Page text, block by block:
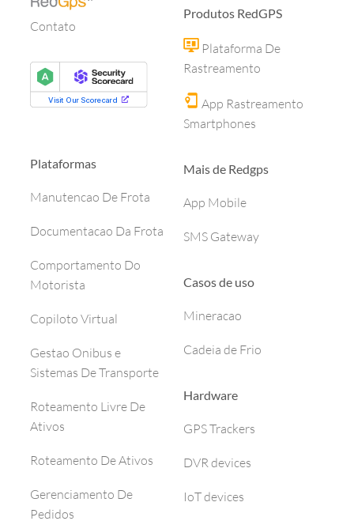
Contato
Plataformas
Manutencao De Frota
Documentacao Da Frota
Comportamento Do
Motorista
Copiloto Virtual
Gestao Onibus e
Sistemas De Transporte
Roteamento Livre De
Ativos
Roteamento De Ativos
Gerenciamento De
Pedidos
Produtos RedGPS
Plataforma De
Rastreamento
App Rastreamento
Smartphones
Mais de Redgps
App Mobile
SMS Gateway
Casos de uso
Mineracao
Cadeia de Frio
Hardware
GPS Trackers
DVR devices
IoT devices